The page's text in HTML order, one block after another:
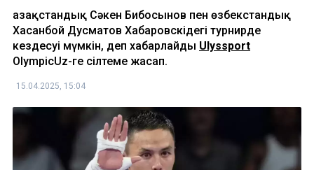
Қазақстандық Сәкен Бибосынов пен өзбекстандық
Хасанбой Дусматов Хабаровскідегі турнирде
кездесуі мүмкін, деп хабарлайды Ulyssport
OlympicUz-ге сілтеме жасап.
15.04.2025, 15:04